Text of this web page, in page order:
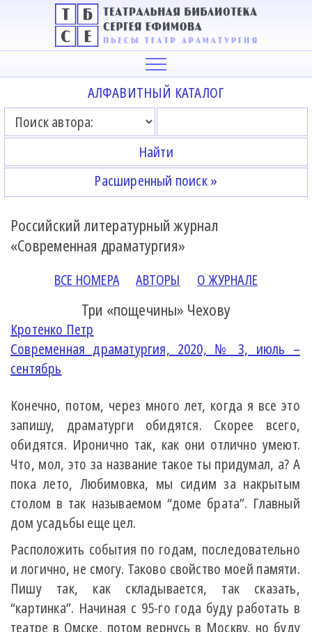
АЛФАВИТНЫЙ КАТАЛОГ
Расширенный поиск »
Российский литературный журнал
«Современная драматургия»
ВСЕ НОМЕРА АВТОРЫ О ЖУРНАЛЕ
Три «пощечины» Чехову
Кротенко Петр
Современная драматургия, 2020, № 3, июль –
сентябрь
Конечно, потом, через много лет, когда я все это
запишу, драматурги обидятся. Скорее всего,
обидятся. Иронично так, как они отлично умеют.
Что, мол, это за название такое ты придумал, а? А
пока лето, Любимовка, мы сидим за накрытым
столом в так называемом “доме брата”. Главный
дом усадьбы еще цел.
Расположить события по годам, последовательно
и логично, не смогу. Таково свойство моей памяти.
Пишу так, как складывается, так сказать,
“картинка”. Начиная с 95-го года буду работать в
театре в Омске, потом вернусь в Москву, но буду